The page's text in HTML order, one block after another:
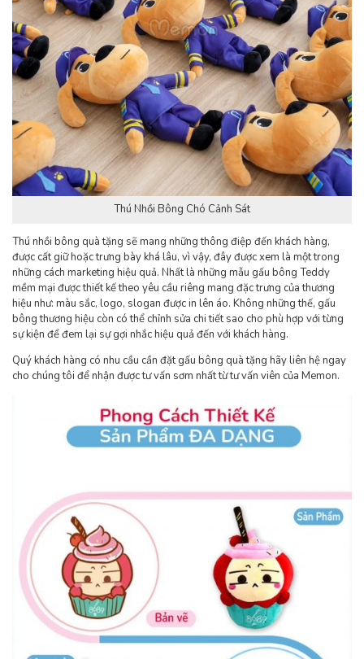
Thú Nhồi Bông Chó Cảnh Sát
Thú nhồi bông quà tặng sẽ mang những thông điệp đến khách hàng,
được cất giữ hoặc trưng bày khá lâu, vì vậy, đây được xem là một trong
những cách marketing hiệu quả. Nhất là những mẫu gấu bông Teddy
mềm mại được thiết kế theo yêu cầu riêng mang đặc trưng của thương
hiệu như: màu sắc, logo, slogan được in lên áo. Không những thế, gấu
bông thương hiệu còn có thể chỉnh sửa chi tiết sao cho phù hợp với từng
sự kiện để đem lại sự gợi nhắc hiệu quả đến với khách hàng.
Quý khách hàng có nhu cầu cần đặt gấu bông quà tặng hãy liên hệ ngay
cho chúng tôi để nhận được tư vấn sơm nhất từ tư vấn viên của Memon.